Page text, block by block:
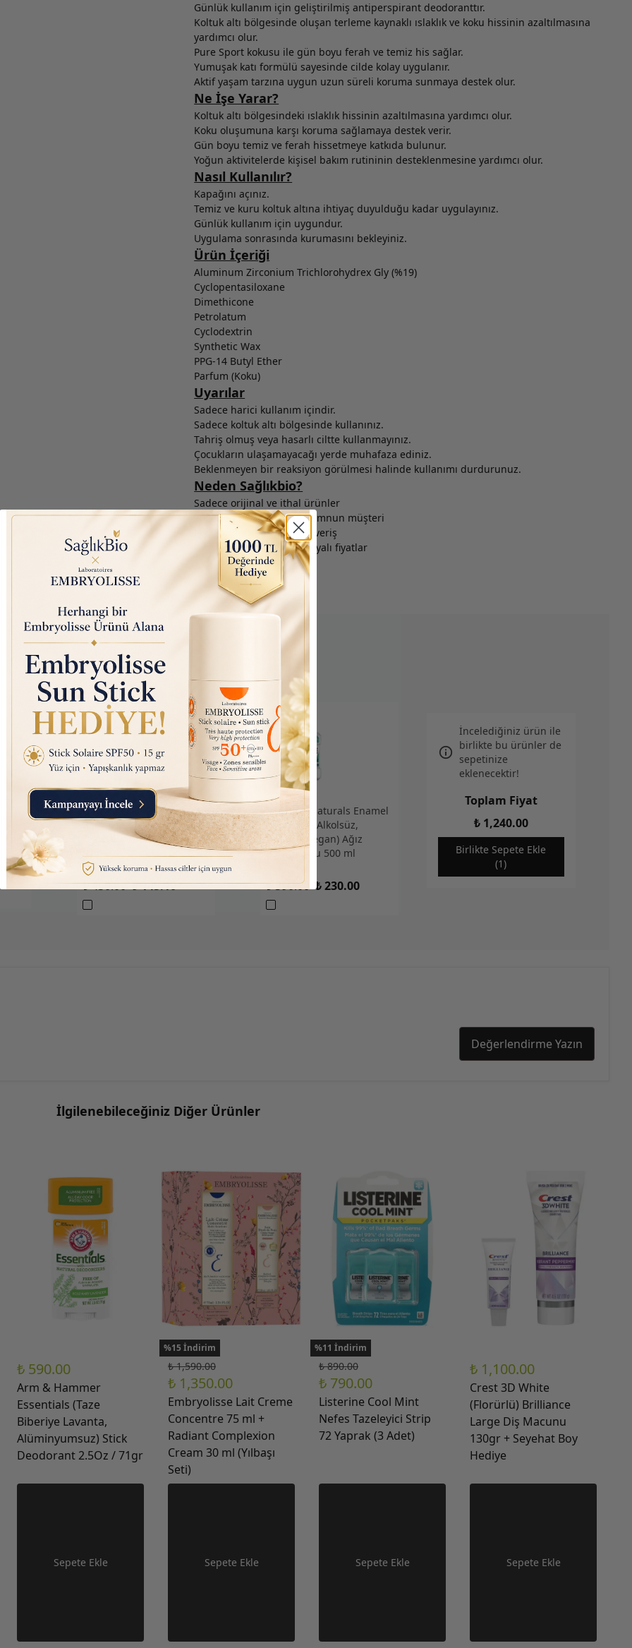
Günlük kullanım için geliştirilmiş antiperspirant deodoranttır.
Koltuk altı bölgesinde oluşan terleme kaynaklı ıslaklık ve koku hissinin azaltılmasına
yardımcı olur.
Pure Sport kokusu ile gün boyu ferah ve temiz his sağlar.
Yumuşak katı formülü sayesinde cilde kolay uygulanır.
Aktif yaşam tarzına uygun uzun süreli koruma sunmaya destek olur.
Ne İşe Yarar?
Koltuk altı bölgesindeki ıslaklık hissinin azaltılmasına yardımcı olur.
Koku oluşumuna karşı koruma sağlamaya destek verir.
Gün boyu temiz ve ferah hissetmeye katkıda bulunur.
Yoğun aktivitelerde kişisel bakım rutininin desteklenmesine yardımcı olur.
Nasıl Kullanılır?
Kapağını açınız.
Temiz ve kuru koltuk altına ihtiyaç duyulduğu kadar uygulayınız.
Günlük kullanım için uygundur.
Uygulama sonrasında kurumasını bekleyiniz.
Ürün İçeriği
Aluminum Zirconium Trichlorohydrex Gly (%19)
Cyclopentasiloxane
Dimethicone
Petrolatum
Cyclodextrin
Synthetic Wax
PPG-14 Butyl Ether
Parfum (Koku)
Uyarılar
Sadece harici kullanım içindir.
Sadece koltuk altı bölgesinde kullanınız.
Tahriş olmuş veya hasarlı ciltte kullanmayınız.
Çocukların ulaşamayacağı yerde muhafaza ediniz.
Beklenmeyen bir reaksiyon görülmesi halinde kullanımı durdurunuz.
Neden Sağlıkbio?
Sadece orijinal ve ithal ürünler
2020’den beri binlerce memnun müşteri
Hızlı kargo ve güvenli alışveriş
Ücretsiz kargo ve kampanyalı fiyatlar
Nutraxin D3K2 (Kemik ve
Bağışıklık Desteği) Gıda
Takviyesi Sprey (207 Puf)
30ml
₺ 450.00 ₺ 145.10
Listerine Naturals Enamel
Koruyucu (Alkolsüz,
Boyasız, Vegan) Ağız
Bakım Suyu 500 ml
₺ 390.00 ₺ 230.00
İncelediğiniz ürün ile
birlikte bu ürünler de
sepetinize
eklenecektir!
Toplam Fiyat
₺ 1,240.00
Birlikte Sepete Ekle
(1)
Değerlendirme Yazın
İlgilenebileceğiniz Diğer Ürünler
₺ 590.00
Arm & Hammer
Essentials (Taze
Biberiye Lavanta,
Alüminyumsuz) Stick
Deodorant 2.5Oz / 71gr
Sepete Ekle
%15 İndirim
₺ 1,590.00
₺ 1,350.00
Embryolisse Lait Creme
Concentre 75 ml +
Radiant Complexion
Cream 30 ml (Yılbaşı
Seti)
Sepete Ekle
%11 İndirim
₺ 890.00
₺ 790.00
Listerine Cool Mint
Nefes Tazeleyici Strip
72 Yaprak (3 Adet)
Sepete Ekle
₺ 1,100.00
Crest 3D White
(Florürlü) Brilliance
Large Diş Macunu
130gr + Seyehat Boy
Hediye
Sepete Ekle